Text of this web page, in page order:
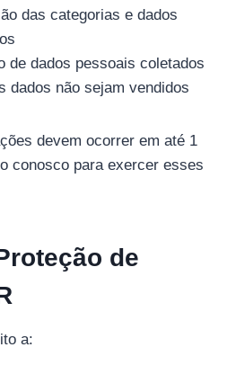
das categorias e dados
de dados pessoais coletados
dados não sejam vendidos
devem ocorrer em até 1
conosco para exercer esses
de
a: